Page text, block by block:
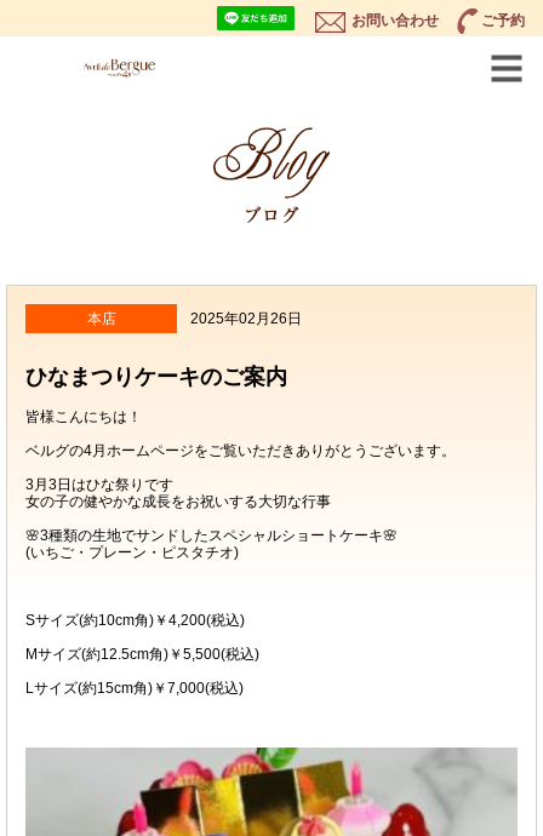
お問い合わせ ご予約
本店 2025年02月26日
ひなまつりケーキのご案内
皆様こんにちは！
ベルグの4月ホームページをご覧いただきありがとうございます。
3月3日はひな祭りです
女の子の健やかな成長をお祝いする大切な行事
🌸3種類の生地でサンドしたスペシャルショートケーキ🌸
(いちご・プレーン・ピスタチオ)
Sサイズ(約10cm角)￥4,200(税込)
Mサイズ(約12.5cm角)￥5,500(税込)
Lサイズ(約15cm角)￥7,000(税込)